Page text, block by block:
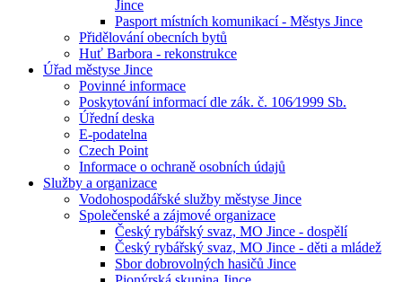
Jince
Pasport místních komunikací - Městys Jince
Přidělování obecních bytů
Huť Barbora - rekonstrukce
Úřad městyse Jince
Povinné informace
Poskytování informací dle zák. č. 106⁄1999 Sb.
Úřední deska
E-podatelna
Czech Point
Informace o ochraně osobních údajů
Služby a organizace
Vodohospodářské služby městyse Jince
Společenské a zájmové organizace
Český rybářský svaz, MO Jince - dospělí
Český rybářský svaz, MO Jince - děti a mládež
Sbor dobrovolných hasičů Jince